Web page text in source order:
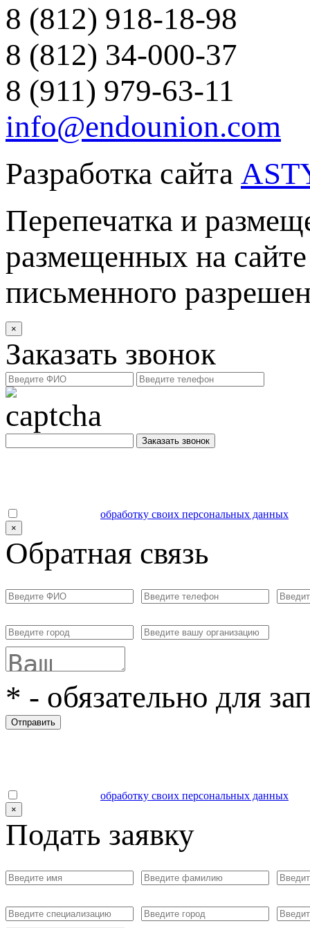
8 (812) 918-18-98
8 (812) 34-000-37
8 (911) 979-63-11
info@endounion.com
Разработка сайта
Перепечатка и
размещенных на
письменного
×
Заказать звонок
Заказать звонок
обработку своих персональных данных
×
Обратная связь
* - обязательно для
Отправить
обработку своих персональных данных
×
Подать заявку